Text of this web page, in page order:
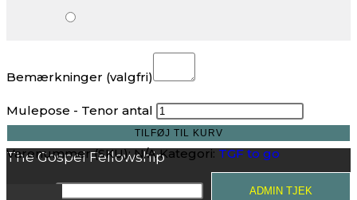
Bemærkninger (valgfri)
Mulepose - Tenor antal
TILFØJ TIL KURV
Varenummer (SKU):N/A Kategori:TGF to go
ADMIN TJEK
The Gospel Fellowship